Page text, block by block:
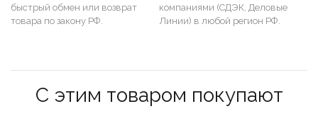
быстрый обмен или возврат
товара по закону РФ.
компаниями (СДЭК, Деловые
Линии) в любой регион РФ.
С этим товаром покупают